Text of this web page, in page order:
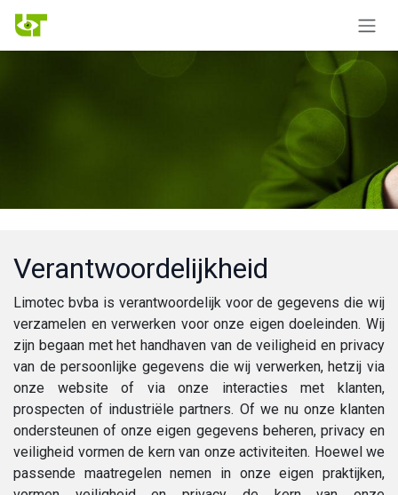
Overslaan naar inhoud
Verantwoordelijkheid
Limotec bvba is verantwoordelijk voor de gegevens die wij
verzamelen en verwerken voor onze eigen doeleinden. Wij
zijn begaan met het handhaven van de veiligheid en privacy
van de persoonlijke gegevens die wij verwerken, hetzij via
onze website of via onze interacties met klanten,
prospecten of industriële partners. Of we nu onze klanten
ondersteunen of onze eigen gegevens beheren, privacy en
veiligheid vormen de kern van onze activiteiten. Hoewel we
passende maatregelen nemen in onze eigen praktijken,